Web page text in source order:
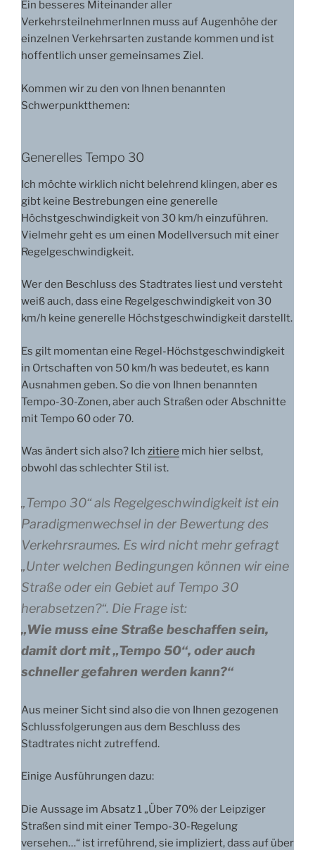
Ein besseres Miteinander aller
VerkehrsteilnehmerInnen muss auf Augenhöhe der
einzelnen Verkehrsarten zustande kommen und ist
hoffentlich unser gemeinsames Ziel.
Kommen wir zu den von Ihnen benannten
Schwerpunktthemen:
Generelles Tempo 30
Ich möchte wirklich nicht belehrend klingen, aber es
gibt keine Bestrebungen eine generelle
Höchstgeschwindigkeit von 30 km/h einzuführen.
Vielmehr geht es um einen Modellversuch mit einer
Regelgeschwindigkeit.
Wer den Beschluss des Stadtrates liest und versteht
weiß auch, dass eine Regelgeschwindigkeit von 30
km/h keine generelle Höchstgeschwindigkeit darstellt.
Es gilt momentan eine Regel-Höchstgeschwindigkeit
in Ortschaften von 50 km/h was bedeutet, es kann
Ausnahmen geben. So die von Ihnen benannten
Tempo-30-Zonen, aber auch Straßen oder Abschnitte
mit Tempo 60 oder 70.
Was ändert sich also? Ich zitiere mich hier selbst,
obwohl das schlechter Stil ist.
„Tempo 30“ als Regelgeschwindigkeit ist ein
Paradigmenwechsel in der Bewertung des
Verkehrsraumes. Es wird nicht mehr gefragt
„Unter welchen Bedingungen können wir eine
Straße oder ein Gebiet auf Tempo 30
herabsetzen?“. Die Frage ist:
„Wie muss eine Straße beschaffen sein,
damit dort mit „Tempo 50“, oder auch
schneller gefahren werden kann?“
Aus meiner Sicht sind also die von Ihnen gezogenen
Schlussfolgerungen aus dem Beschluss des
Stadtrates nicht zutreffend.
Einige Ausführungen dazu:
Die Aussage im Absatz 1 „Über 70% der Leipziger
Straßen sind mit einer Tempo-30-Regelung
versehen…“ ist irreführend, sie impliziert, dass auf über